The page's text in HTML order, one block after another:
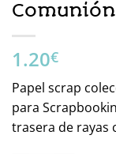
Comunión
1.20€
Papel scrap
para
trasera de rayas